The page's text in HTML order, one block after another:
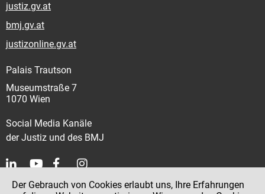
justiz.gv.at
bmj.gv.at
justizonline.gv.at
Palais Trautson
Museumstraße 7
1070 Wien
Social Media Kanäle
der Justiz und des BMJ
Kontakt
Der Gebrauch von Cookies erlaubt uns, Ihre Erfahrungen